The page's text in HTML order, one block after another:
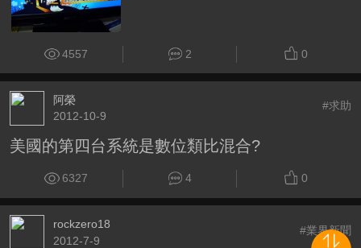
4557 2 0
阿榮
2012-10-9
#求助
美國的第四台系統是數位類比混合?
6327 4 0
rockzero18
2012-7-9
#業界新聞